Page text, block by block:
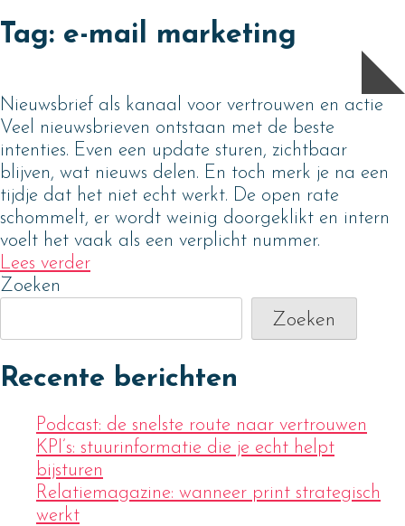
Skip
Tag: e-mail marketing
Nieuwsbrief als kanaal voor vertrouwen en actie
Veel nieuwsbrieven ontstaan met de beste
intenties. Even een update sturen, zichtbaar
blijven, wat nieuws delen. En toch merk je na een
tijdje dat het niet echt werkt. De open rate
schommelt, er wordt weinig doorgeklikt en intern
voelt het vaak als een verplicht nummer.
Lees verder
Zoeken
Zoeken
Recente berichten
Podcast: de snelste route naar vertrouwen
KPI’s: stuurinformatie die je echt helpt
bijsturen
Relatiemagazine: wanneer print strategisch
werkt